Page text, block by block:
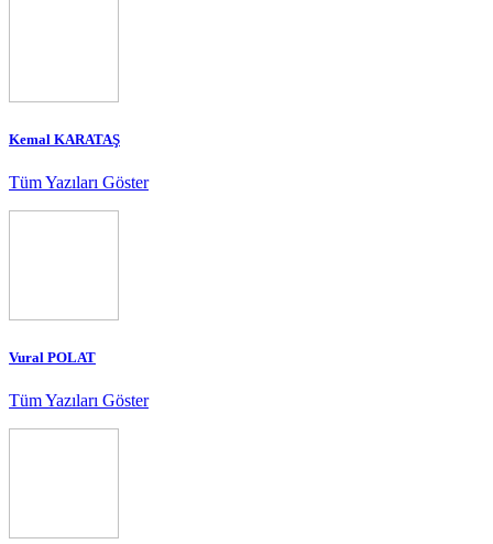
Kemal KARATAŞ
Tüm Yazıları Göster
Vural POLAT
Tüm Yazıları Göster